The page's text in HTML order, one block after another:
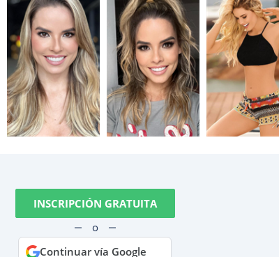
INSCRIPCIÓN GRATUITA
o
Continuar vía Google